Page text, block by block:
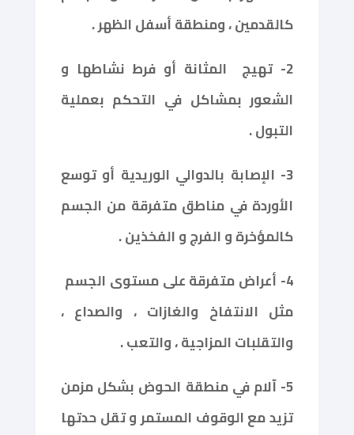
كالقدمين ، ومنطقة أسفل الظهر .
2- تهيج
المثانة أو فرط نشاطها و
الشعور بمشاكل في التحكم بعملية
التبول .
3- الإصابة بالدوالي الوريدية أو توسع
الأوردة في مناطق متفرقة من الجسم
كالمؤخرة و الفرج و الفخذين .
4- أعراض متفرقة على مستوى الجسم
مثل الانتفاخ والغازات ، والصداع ،
والتقلبات المزاجية ، والتعب .
5- آلام في منطقة الحوض بشكل مزمن
تزيد مع الوقوف المستمر و تقل حدتها